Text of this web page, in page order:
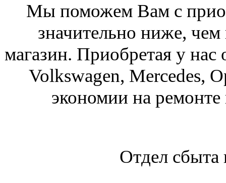
Мы поможем Вам с
значительно ниже,
магазин. Приобретая у нас
Volkswagen, Mercedes,
экономии на
Отдел сбыта